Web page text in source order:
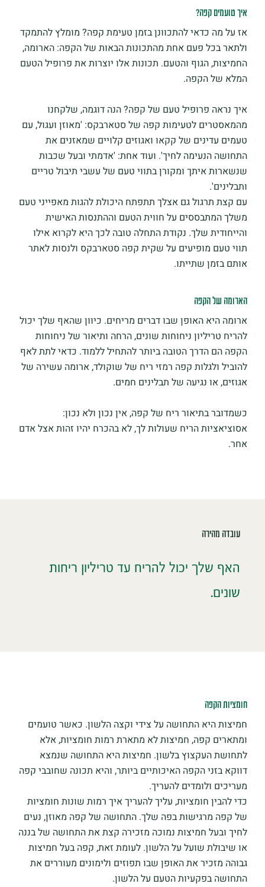
איך טועמים קפה?
אז על מה כדאי להתכוונן בזמן טעימת קפה? מומלץ להתמקד
ולתאר בכל פעם אחת מהתכונות הבאות של הקפה: הארומה,
החמיצות, הגוף והטעם. תכונות אלו יוצרות את פרופיל הטעם
המלא של הקפה.
איך נראה פרופיל טעם של קפה? הנה דוגמה, שלקחנו
מהמאסטרים לטעימות קפה של סטארבקס: 'מאוזן ועגול, עם
טעמים עדינים של קקאו ואגוזים קלויים שמאזנים את
התחושה הנעימה לחיך'. ועוד אחת: 'אדמתי ובעל שכבות
שנשארות איתך ומקורן בתווי טעם של עשבי תיבול טריים
ותבלינים'.
עם קצת תרגול גם אצלך תתפתח היכולת להגות מאפייני טעם
משלך המתבססים על חווית הטעם וההתנסות האישית
והייחודית שלך. נקודת התחלה טובה לכך היא לקרוא אילו
תווי טעם מופיעים על שקית קפה סטארבקס ולנסות לאתר
אותם בזמן שתייתו.
הארומה של הקפה
ארומה היא האופן שבו דברים מריחים. כיוון שהאף שלך יכול
להריח טריליון ניחוחות שונים, הרחה ותיאור של ניחוחות
הקפה הם הדרך הטובה ביותר להתחיל ללמוד. כדאי לתת לאף
להוביל ולגלות קפה רמזי ריח של שוקולד, ארומה עשירה של
אגוזים, או נגיעה של תבלינים חמים.
כשמדובר בתיאור ריח של קפה, אין נכון ולא נכון:
אסוציאציות הריח שעולות לך, לא בהכרח יהיו זהות אצל אדם
אחר.
עובדה מהירה
האף שלך יכול להריח עד טריליון ריחות
שונים.
חומציות הקפה
חמיצות היא התחושה על צידי וקצה הלשון. כאשר טועמים
ומתארים קפה, חמיצות לא מתארת רמות חומציות, אלא
לתחושת העקצוץ בלשון. חמיצות היא התחושה שנמצא
דווקא בזני הקפה האיכותיים ביותר, והיא תכונה שחובבי קפה
מעריכים ולומדים להעריך.
כדי להבין חומציות, עליך להעריך איך רמות שונות חומציות
של קפה מרגישות בפה שלך. התחושה של קפה מאוזן, נעים
לחיך ובעל חמיצות נמוכה מזכירה קצת את התחושה של בננה
או שיבולת שועל על הלשון. לעומת זאת, קפה בעל חמיצות
גבוהה מזכיר את האופן שבו תפוזים ולימונים מעוררים את
התחושה בפקעיות הטעם על הלשון.